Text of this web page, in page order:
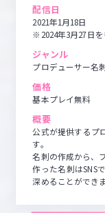
配信日
2021年1月18日
※2024年3月27日
ジャンル
プロデューサー名
価格
基本プレイ無料
概要
公式が提供するプ
す。
名刺の作成から、
作った名刺はSNS
深めることができま